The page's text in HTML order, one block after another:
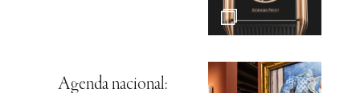
Agenda nacional: